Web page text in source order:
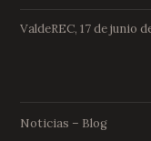
ValdeREC, 17 de junio
Noticias – Blog